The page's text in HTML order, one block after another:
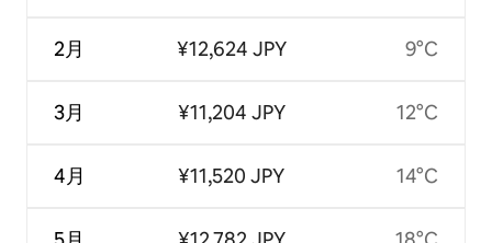
2月
3月
4月
¥12,624 JPY
¥11,204 JPY
¥11,520 JPY
9°C
12°C
14°C